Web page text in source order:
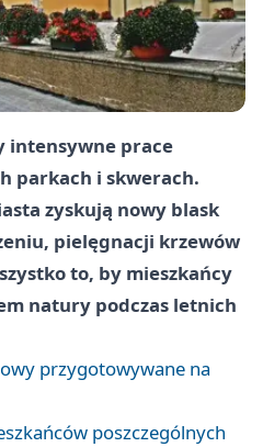
intensywne prace
parkach i skwerach.
zyskują nowy blask
pielęgnacji krzewów
to, by mieszkańcy
natury podczas letnich
przygotowywane na
poszczególnych